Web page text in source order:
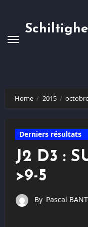
Home 2015
Derniers résultats
J2 D3 :
>9-5
By Pascal